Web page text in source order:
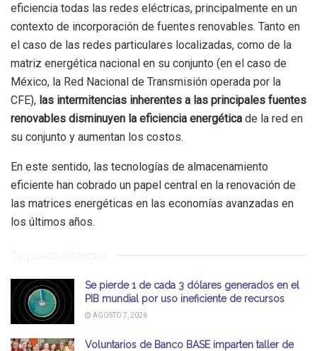
eficiencia todas las redes eléctricas, principalmente en un
contexto de incorporación de fuentes renovables. Tanto en
el caso de las redes particulares localizadas, como de la
matriz energética nacional en su conjunto (en el caso de
México, la Red Nacional de Transmisión operada por la
CFE), las intermitencias inherentes a las principales fuentes
renovables disminuyen la eficiencia energética de la red en
su conjunto y aumentan los costos.
En este sentido, las tecnologías de almacenamiento
eficiente han cobrado un papel central en la renovación de
las matrices energéticas en las economías avanzadas en
los últimos años.
Te puede interesar
Se pierde 1 de cada 3 dólares generados en el
PIB mundial por uso ineficiente de recursos
AGOSTO 7, 2026
Voluntarios de Banco BASE imparten taller de